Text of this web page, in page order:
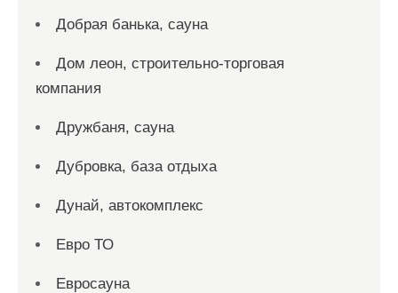
Добрая банька, сауна
Дом леон, строительно-торговая
компания
Дружбаня, сауна
Дубровка, база отдыха
Дунай, автокомплекс
Евро ТО
Евросауна